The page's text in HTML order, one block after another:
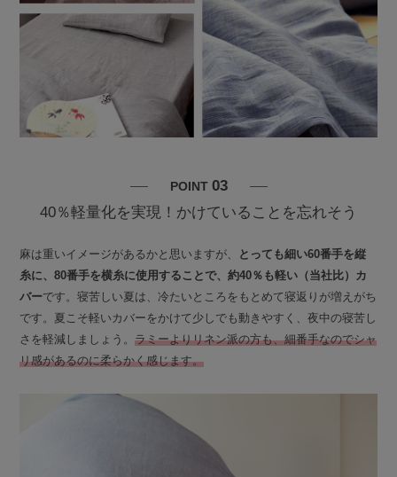
POINT 03
40％軽量化を実現！かけていることを忘れそう
麻は重いイメージがあるかと思いますが、
とっても細い60番手を縦
糸に、80番手を横糸に使用することで、約40％も軽い（当社比）カ
バーです。寝苦しい夏は、冷たいところをもとめて寝返りが増えがち
です。夏こそ軽いカバーをかけて少しでも動きやすく、夜中の寝苦し
さを軽減しましょう。ラミーよりリネン派の方も、細番手なのでシャ
リ感があるのに柔らかく感じます。